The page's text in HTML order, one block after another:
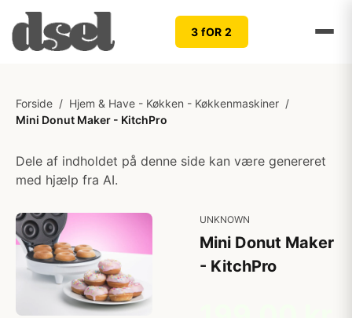
3 fOR 2
Forside / Hjem & Have - Køkken - Køkkenmaskiner /
Mini Donut Maker - KitchPro
Dele af indholdet på denne side kan være genereret
med hjælp fra AI.
UNKNOWN
Mini Donut Maker
- KitchPro